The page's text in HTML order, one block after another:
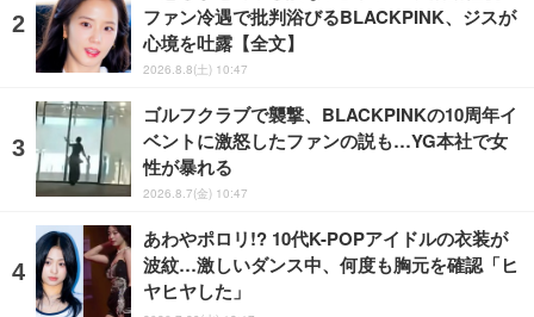
ファン冷遇で批判浴びるBLACKPINK、ジスが
心境を吐露【全文】
2026.8.8(土) 10:47
ゴルフクラブで襲撃、BLACKPINKの10周年イ
ベントに激怒したファンの説も…YG本社で女
性が暴れる
2026.8.7(金) 10:47
あわやポロリ!? 10代K-POPアイドルの衣装が
波紋…激しいダンス中、何度も胸元を確認「ヒ
ヤヒヤした」